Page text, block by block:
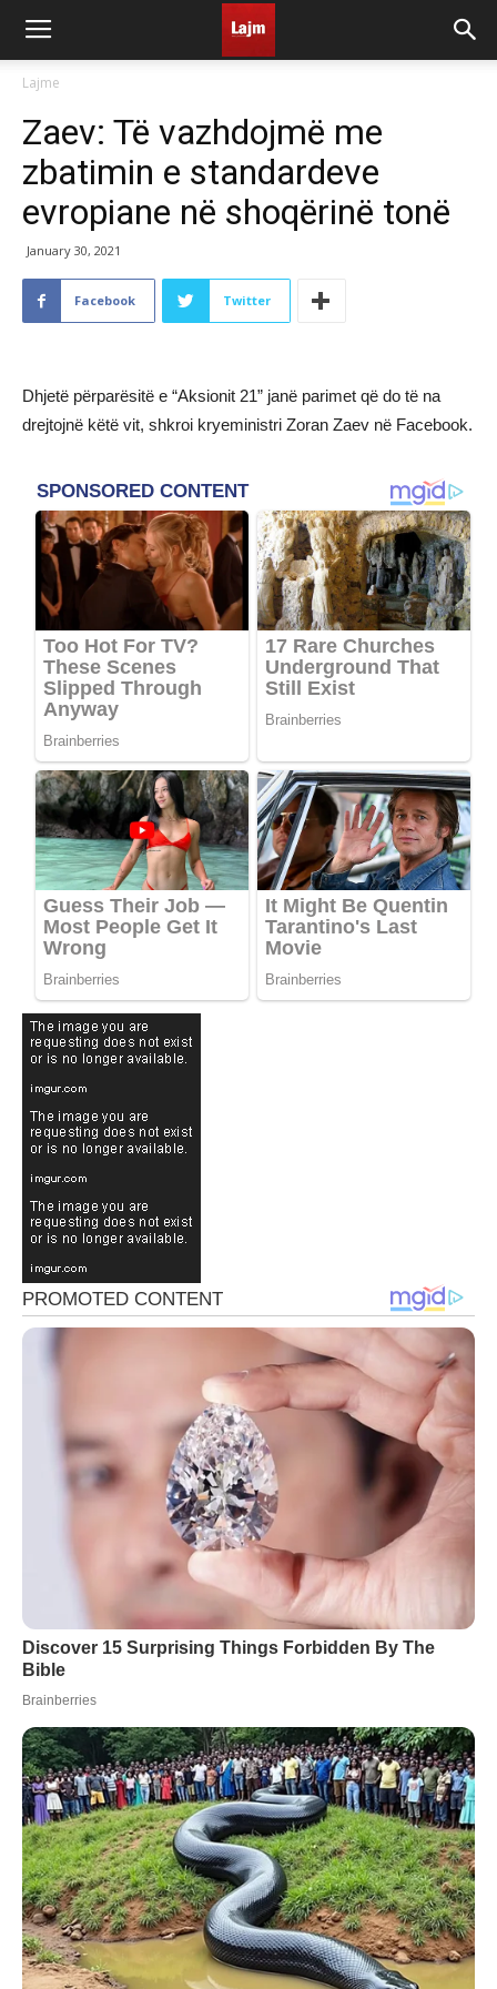
Lajme
Zaev: Të vazhdojmë me
zbatimin e standardeve
evropiane në shoqërinë tonë
January 30, 2021
Facebook Twitter
Dhjetë përparësitë e “Aksionit 21” janë parimet që do të na
drejtojnë këtë vit, shkroi kryeministri Zoran Zaev në Facebook.